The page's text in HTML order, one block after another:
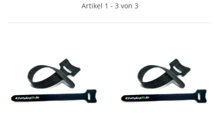
Artikel 1 - 3 von 3